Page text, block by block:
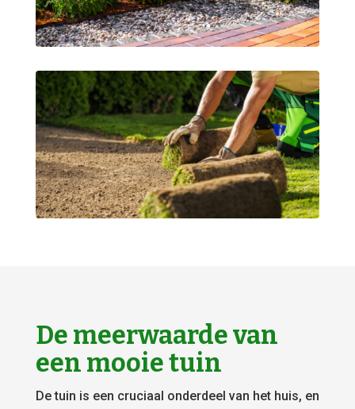
De meerwaarde van
een mooie tuin
De tuin is een cruciaal onderdeel van het huis, en